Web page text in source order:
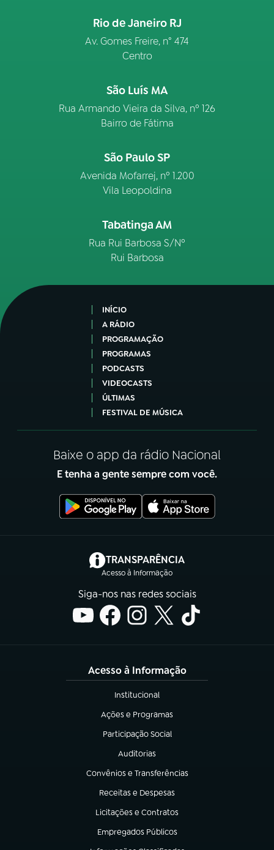
Rio de Janeiro RJ
Av. Gomes Freire, n° 474
Centro
São Luís MA
Rua Armando Vieira da Silva, nº 126
Bairro de Fátima
São Paulo SP
Avenida Mofarrej, nº 1.200
Vila Leopoldina
Tabatinga AM
Rua Rui Barbosa S/Nº
Rui Barbosa
INÍCIO
A RÁDIO
PROGRAMAÇÃO
PROGRAMAS
PODCASTS
VIDEOCASTS
ÚLTIMAS
FESTIVAL DE MÚSICA
Baixe o app da rádio Nacional
E tenha a gente sempre com você.
TRANSPARÊNCIA
Acesso à Informação
(abre em nova aba)
Siga-nos nas redes sociais
Acesso à Informação
Institucional
(abre em nova aba)
Ações e Programas
(abre em nova aba)
Participação Social
(abre em nova aba)
Auditorias
(abre em nova aba)
Convênios e Transferências
(abre em nova aba)
Receitas e Despesas
(abre em nova aba)
Licitações e Contratos
(abre em nova aba)
Empregados Públicos
(abre em nova aba)